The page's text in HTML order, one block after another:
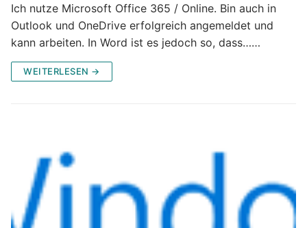
Ich nutze Microsoft Office 365 / Online. Bin auch in
Outlook und OneDrive erfolgreich angemeldet und
kann arbeiten. In Word ist es jedoch so, dass……
WEITERLESEN →